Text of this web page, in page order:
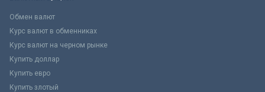
Обмен валют
Курс валют в обменниках
Курс валют на черном рынке
Купить доллар
Купить евро
Купить злотый